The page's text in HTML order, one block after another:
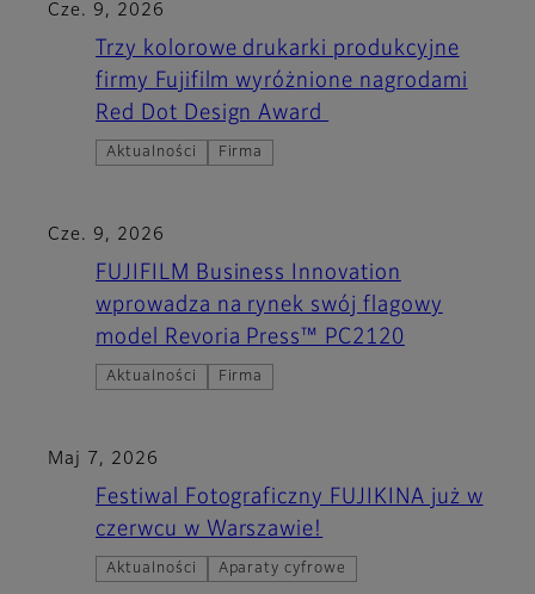
Cze. 9, 2026
Trzy kolorowe drukarki produkcyjne
firmy Fujifilm wyróżnione nagrodami
Red Dot Design Award
Aktualności Firma
Cze. 9, 2026
FUJIFILM Business Innovation
wprowadza na rynek swój flagowy
model Revoria Press™ PC2120
Aktualności Firma
Maj 7, 2026
Festiwal Fotograficzny FUJIKINA już w
czerwcu w Warszawie!
Aktualności Aparaty cyfrowe